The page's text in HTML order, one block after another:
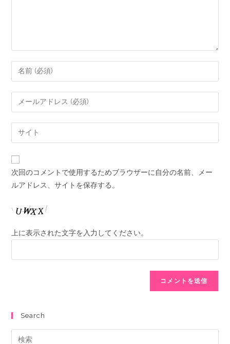
次回のコメントで使用するためブラウザーに自分の名前、メー
ルアドレス、サイトを保存する。
上に表示された文字を入力してください。
Search